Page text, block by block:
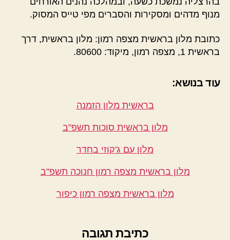
מנוף מדהים ומסקירות והסברים מפי טייס המסוק.
כתובת מלון בראשית מצפה רמון: מלון בראשית, דרך
בראשית 1, מצפה רמון, מיקוד: 80600.
עוד בנושא:
בראשית מלון הזמנה
מלון בראשית סוכות תשפ"ב
מלון עם ג'קוזי בחדר
מלון בראשית מצפה רמון חנוכה תשפ"ב
מלון בראשית מצפה רמון כיפור
כתיבת תגובה